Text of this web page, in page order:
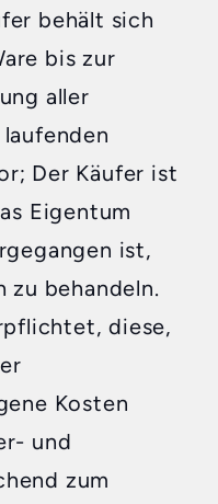
behält sich
bis zur
aller
Der Käufer ist
Eigentum
ist,
zu behandeln.
diese,
Kosten
und
zum